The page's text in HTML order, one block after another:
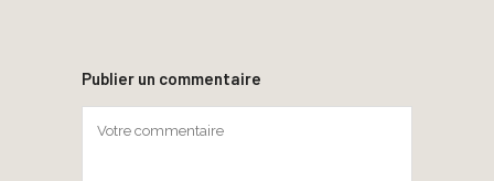
Publier un commentaire